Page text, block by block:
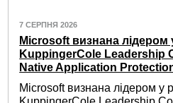
7 СЕРПНЯ 2026
Microsoft визнана лідером
KuppingerCole Leadership
Native Application
Microsoft визнана лідером у